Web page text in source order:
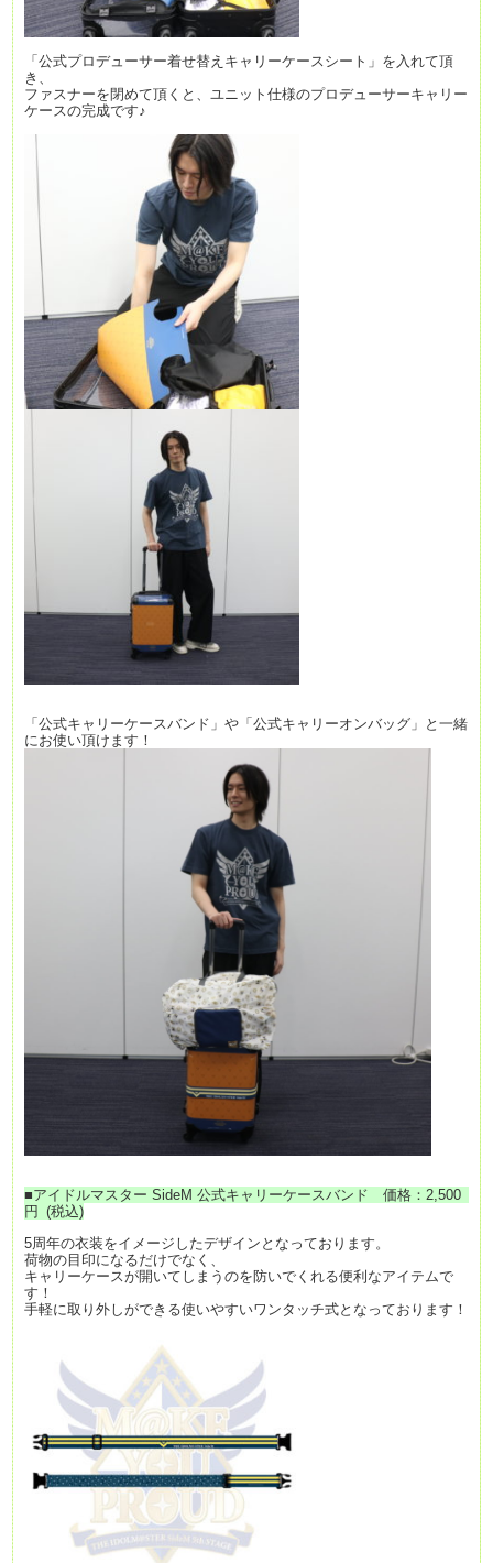
「公式プロデューサー着せ替えキャリーケースシート」を入れて頂
き、
ファスナーを閉めて頂くと、ユニ ット仕様のプロデューサーキャリー
ケースの完成です♪
「公式キャリーケースバンド」や「公式キャリーオンバッグ」 と一緒
にお使い頂けます！
■アイドルマスター SideM 公式キャリーケースバンド 価格：2,500
円 (税込)
5周年の衣装をイメージしたデザインとなっております。
荷物の目印になるだけでなく、
キャリーケースが開いてしまうのを防いでくれる便利なアイテムで
す！
手軽に取り外しができる使いやすいワンタッチ式となっております！